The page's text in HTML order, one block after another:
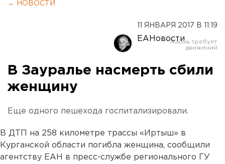
← НОВОСТИ
11 ЯНВАРЯ 2017 В 11:19
ЕАНовости
В Зауралье насмерть сбили
женщину
Еще одного пешехода госпитализировали.
В ДТП на 258 километре трассы «Иртыш» в
Курганской области погибла женщина, сообщили
агентству ЕАН в пресс-службе регионального ГУ